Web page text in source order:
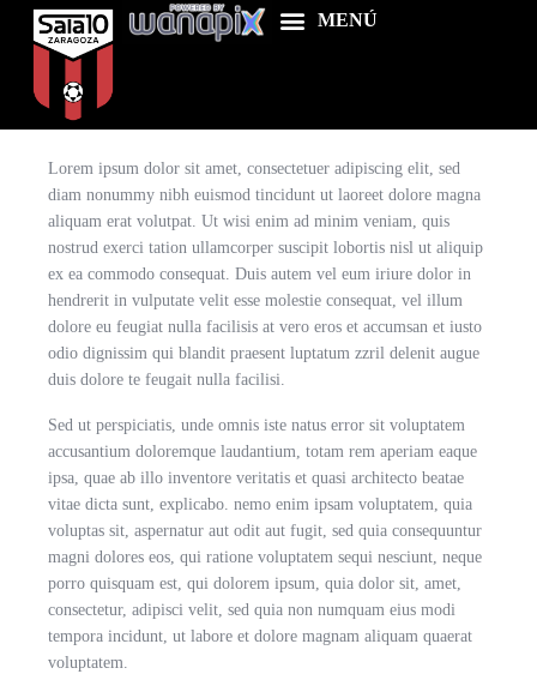
Home
Food & Drink
Features
News
Contacts
mayo 1, 2025 @ 14:00
Lorem ipsum dolor sit amet, consectetuer adipiscing elit, sed
diam nonummy nibh euismod tincidunt ut laoreet dolore magna
aliquam erat volutpat. Ut wisi enim ad minim veniam, quis
nostrud exerci tation ullamcorper suscipit lobortis nisl ut aliquip
ex ea commodo consequat. Duis autem vel eum iriure dolor in
hendrerit in vulputate velit esse molestie consequat, vel illum
dolore eu feugiat nulla facilisis at vero eros et accumsan et iusto
odio dignissim qui blandit praesent luptatum zzril delenit augue
duis dolore te feugait nulla facilisi.
Sed ut perspiciatis, unde omnis iste natus error sit voluptatem
accusantium doloremque laudantium, totam rem aperiam eaque
ipsa, quae ab illo inventore veritatis et quasi architecto beatae
vitae dicta sunt, explicabo. nemo enim ipsam voluptatem, quia
voluptas sit, aspernatur aut odit aut fugit, sed quia consequuntur
magni dolores eos, qui ratione voluptatem sequi nesciunt, neque
porro quisquam est, qui dolorem ipsum, quia dolor sit, amet,
consectetur, adipisci velit, sed quia non numquam eius modi
tempora incidunt, ut labore et dolore magnam aliquam quaerat
voluptatem.